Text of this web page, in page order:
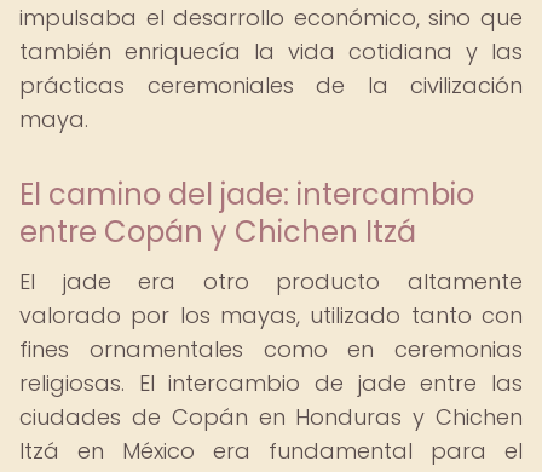
impulsaba el desarrollo económico, sino que
también enriquecía la vida cotidiana y las
prácticas ceremoniales de la civilización
maya.
El camino del jade: intercambio
entre Copán y Chichen Itzá
El jade era otro producto altamente
valorado por los mayas, utilizado tanto con
fines ornamentales como en ceremonias
religiosas. El intercambio de jade entre las
ciudades de Copán en Honduras y Chichen
Itzá en México era fundamental para el